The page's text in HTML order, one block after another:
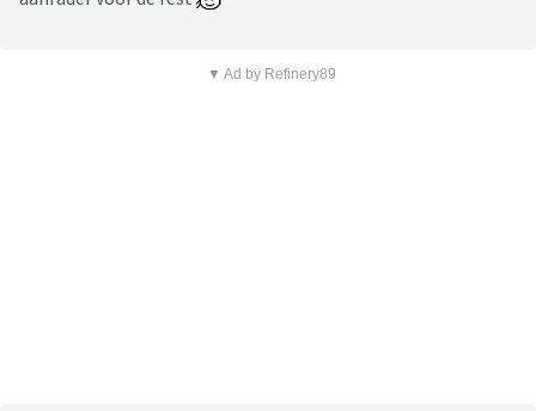
▼ Ad by Refinery89